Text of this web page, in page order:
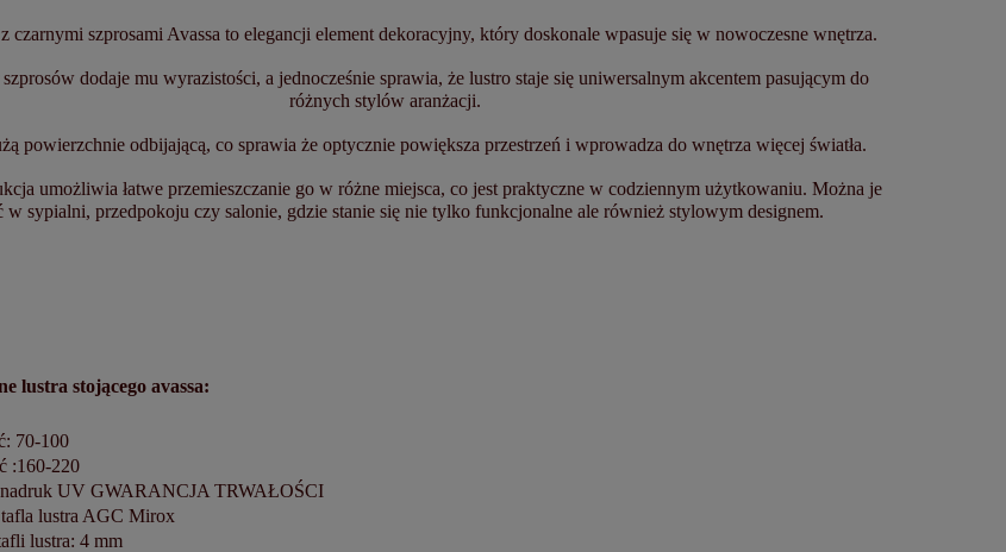
czarnymi szprosami Avassa to elegancji element dekoracyjny, który doskonale wpasuje się w nowoczesne wnętrza.
dodaje mu wyrazistości, a jednocześnie sprawia, że lustro staje się uniwersalnym akcentem pasującym do
różnych stylów aranżacji.
powierzchnie odbijającą, co sprawia że optycznie powiększa przestrzeń i wprowadza do wnętrza więcej światła.
umożliwia łatwe przemieszczanie go w różne miejsca, co jest praktyczne w codziennym użytkowaniu. Można je
w sypialni, przedpokoju czy salonie, gdzie stanie się nie tylko funkcjonalne ale również stylowym designem.
lustra stojącego avassa:
70-100
:160-220
nadruk UV GWARANCJA TRWAŁOŚCI
tafla lustra AGC Mirox
lustra: 4 mm